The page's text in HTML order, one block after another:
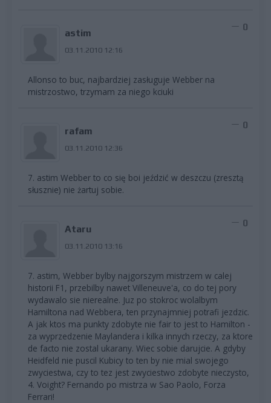
astim
03.11.2010 12:16
0
Allonso to buc, najbardziej zasługuje Webber na
mistrzostwo, trzymam za niego kciuki
rafam
03.11.2010 12:36
0
7. astim Webber to co się boi jeździć w deszczu (zresztą
słusznie) nie żartuj sobie.
Ataru
03.11.2010 13:16
0
7. astim, Webber bylby najgorszym mistrzem w calej
historii F1, przebilby nawet Villeneuve'a, co do tej pory
wydawalo sie nierealne. Juz po stokroc wolalbym
Hamiltona nad Webbera, ten przynajmniej potrafi jezdzic.
A jak ktos ma punkty zdobyte nie fair to jest to Hamilton -
za wyprzedzenie Maylandera i kilka innych rzeczy, za ktore
de facto nie zostal ukarany. Wiec sobie darujcie. A gdyby
Heidfeld nie puscil Kubicy to ten by nie mial swojego
zwyciestwa, czy to tez jest zwyciestwo zdobyte nieczysto,
4. Voight? Fernando po mistrza w Sao Paolo, Forza
Ferrari!